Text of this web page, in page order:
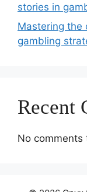
stories in
Mastering the
gambling
Recent
No comments